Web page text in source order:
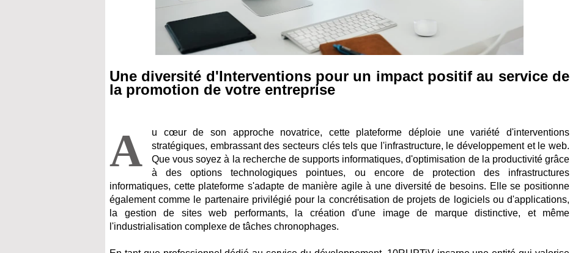
Une diversité d'Interventions pour un impact positif au service de
la promotion de votre entreprise
A
u cœur de son approche novatrice, cette plateforme déploie une variété d'interventions
stratégiques, embrassant des secteurs clés tels que l'infrastructure, le développement et le web.
Que vous soyez à la recherche de supports informatiques, d'optimisation de la productivité grâce
à des options technologiques pointues, ou encore de protection des infrastructures
informatiques, cette plateforme s'adapte de manière agile à une diversité de besoins. Elle se positionne
également comme le partenaire privilégié pour la concrétisation de projets de logiciels ou d'applications,
la gestion de sites web performants, la création d'une image de marque distinctive, et même
l'industrialisation complexe de tâches chronophages.